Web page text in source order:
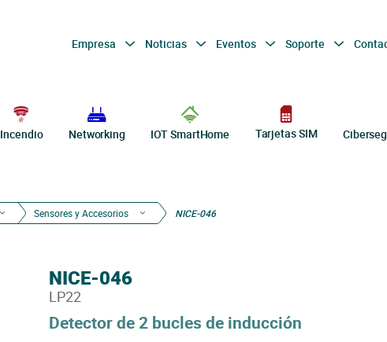
Empresa Noticias Eventos Soporte
Incendio Networking IOT SmartHome Tarjetas SIM
Sensores y Accesorios NICE-046
Detector de 2 bucles de inducción
NICE-046
LP22